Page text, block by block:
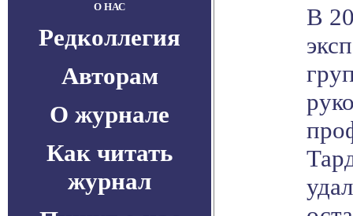
О НАС
Редколлегия
Авторам
О журнале
Как читать
журнал
В